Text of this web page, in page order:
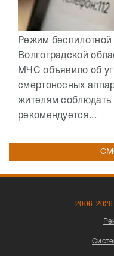
Режим беспилотной
Волгоградской
МЧС объявило об
смертоносных
жителям соблюдать
рекомендуется...
2006-